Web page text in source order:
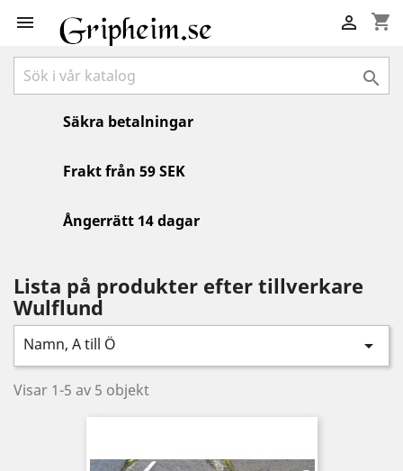
 shopping_cart


Säkra betalningar
Frakt från 59 SEK
Ångerrätt 14 dagar
Lista på produkter efter tillverkare
Wulflund
Namn, A till Ö 
Visar 1-5 av 5 objekt